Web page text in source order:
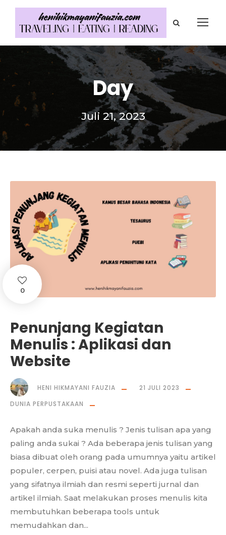
Day
Juli 21, 2023
0
Penunjang Kegiatan
Menulis : Aplikasi dan
Website
HENI HIKMAYANI FAUZIA
21 JULI 2023
DUNIA PERPUSTAKAAN
Apakah anda suka menulis ? Jenis tulisan apa yang
paling anda sukai ? Ada beberapa jenis tulisan yang
biasa dibuat oleh orang pada umumnya yaitu artikel
populer, cerpen, puisi atau novel. Ada juga tulisan
yang sifatnya ilmiah dan resmi seperti jurnal dan
artikel ilmiah. Saat melakukan proses menulis kita
membutuhkan beberapa tools untuk
memudahkan dan...